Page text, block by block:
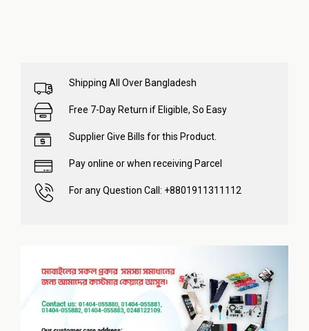
Shipping All Over Bangladesh
Free 7-Day Return if Eligible, So Easy
Supplier Give Bills for this Product.
Pay online or when receiving Parcel
For any Question Call: +8801911311112